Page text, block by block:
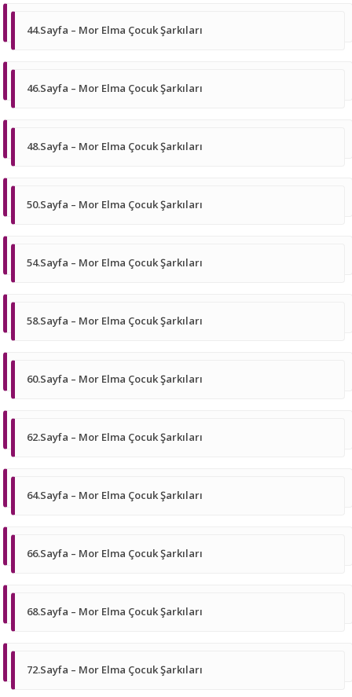
44.Sayfa – Mor Elma Çocuk Şarkıları
46.Sayfa – Mor Elma Çocuk Şarkıları
48.Sayfa – Mor Elma Çocuk Şarkıları
50.Sayfa – Mor Elma Çocuk Şarkıları
54.Sayfa – Mor Elma Çocuk Şarkıları
58.Sayfa – Mor Elma Çocuk Şarkıları
60.Sayfa – Mor Elma Çocuk Şarkıları
62.Sayfa – Mor Elma Çocuk Şarkıları
64.Sayfa – Mor Elma Çocuk Şarkıları
66.Sayfa – Mor Elma Çocuk Şarkıları
68.Sayfa – Mor Elma Çocuk Şarkıları
72.Sayfa – Mor Elma Çocuk Şarkıları